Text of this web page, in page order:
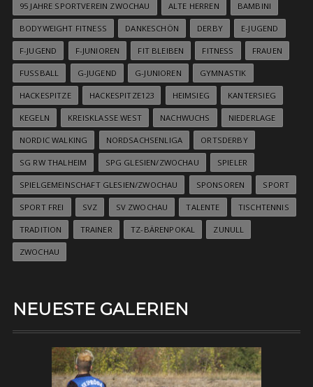
95 JAHRE SPORTVEREIN ZWOCHAU ALTE HERREN BAMBINI
BODYWEIGHT FITNESS DANKESCHÖN DERBY E-JUGEND
F-JUGEND F-JUNIOREN FIT BLEIBEN FITNESS FRAUEN
FUSSBALL G-JUGEND G-JUNIOREN GYMNASTIK
HACKESPITZE HACKESPITZE123 HEIMSIEG KANTERSIEG
KEGELN KREISKLASSE WEST NACHWUCHS NIEDERLAGE
NORDIC WALKING NORDSACHSENLIGA ORTSDERBY
SG RW THALHEIM SPG GLESIEN/ZWOCHAU SPIELER
SPIELGEMEINSCHAFT GLESIEN/ZWOCHAU SPONSOREN SPORT
SPORT FREI SVZ SV ZWOCHAU TALENTE TISCHTENNIS
TRADITION TRAINER TZ-BÄRENPOKAL ZUNULL
ZWOCHAU
NEUESTE GALERIEN